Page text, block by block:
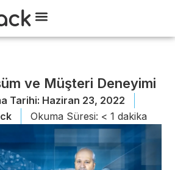
ve Müşteri Deneyimi
Tarihi: Haziran 23, 2022
Okuma Süresi: < 1 dakika